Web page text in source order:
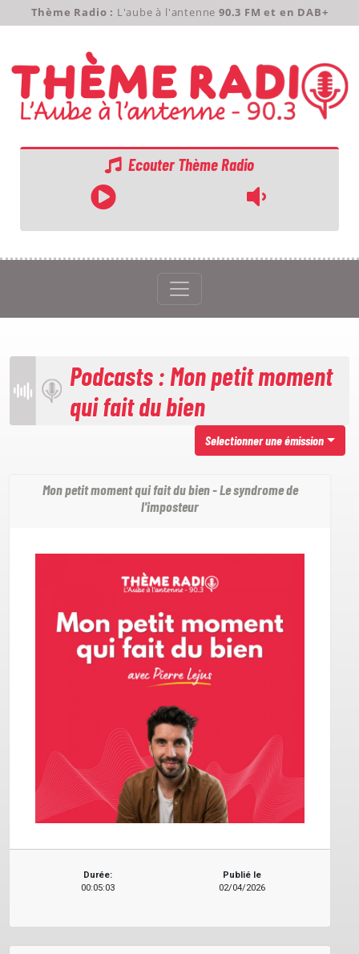
Thème Radio : L'aube à l'antenne 90.3 FM et en DAB+
Ecouter Thème Radio
Podcasts : Mon petit moment
qui fait du bien
Selectionner une émission
Mon petit moment qui fait du bien - Le syndrome de
l'imposteur
Durée:
00:05:03
Publié le
02/04/2026